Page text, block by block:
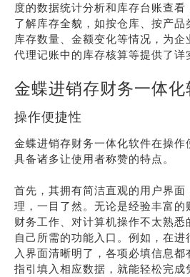
度的数据统计分析和库存台账查
了解库存全貌，如按仓库、按产
库存数量、金额变化等情况，为
代理记账中的库存核算等提供了详
金蝶进销存财务一体
操作便捷性
金蝶进销存财务一体化软件在操作
具备诸多让使用者称赞的特点。
首先，其拥有简洁直观的用户界面
理，一目了然。无论是经验丰富
财务工作、对计算机操作不太熟悉
自己所需的功能入口。例如，在
入界面清晰明了，各项必填信息
指引填入相应数据，就能轻松完成